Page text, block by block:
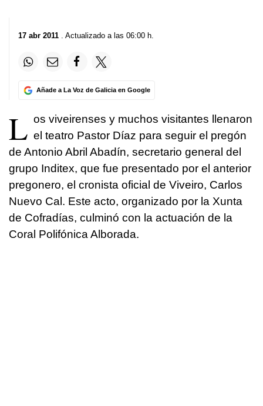
17 abr 2011 . Actualizado a las 06:00 h.
Añade a La Voz de Galicia en Google
L os viveirenses y muchos visitantes llenaron
el teatro Pastor Díaz para seguir el pregón
de Antonio Abril Abadín, secretario general del
grupo Inditex, que fue presentado por el anterior
pregonero, el cronista oficial de Viveiro, Carlos
Nuevo Cal. Este acto, organizado por la Xunta
de Cofradías, culminó con la actuación de la
Coral Polifónica Alborada.